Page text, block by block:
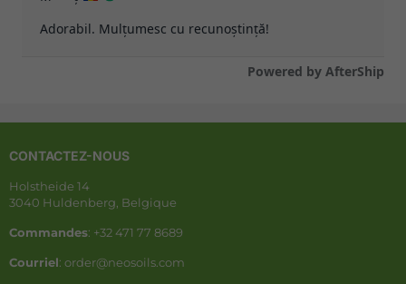
CONTACTEZ-NOUS
Holstheide 14
3040 Huldenberg, Belgique
Commandes: +32 471 77 8689
Courriel: order@neosoils.com